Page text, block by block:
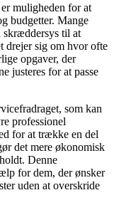
muligheden for at
budgetter. Mange
skræddersys til at
drejer sig om hvor ofte
opgaver, der
justeres for at passe
som kan
professionel
for at trække en del
det mere økonomisk
Denne
for dem, der ønsker
uden at overskride